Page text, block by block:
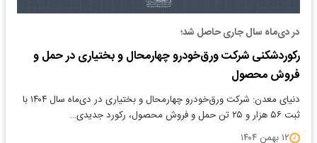
در دی‌ماه سال جاری حاصل شد؛
رکوردشکنی شرکت ورق‌خودرو چهارمحال و بختیاری در حمل و
فروش محصول
دنیای معدن: شرکت ورق‌خودرو چهارمحال و بختیاری در دی‌ماه سال ۱۴۰۴ با
ثبت ۵۶ هزار و ۲۵ تن حمل و فروش محصول، رکورد جدیدی…
۱۲ بهمن ۱۴۰۴